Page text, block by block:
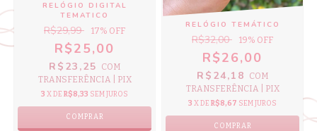
RELÓGIO DIGITAL
TEMATICO
R$29,99 17% OFF
R$25,00
R$23,25
COM
TRANSFERÊNCIA | PIX
3 X DE R$8,33 SEM JUROS
COMPRAR
RELÓGIO TEMÁTICO
R$32,00 19% OFF
R$26,00
R$24,18
COM
TRANSFERÊNCIA | PIX
3 X DE R$8,67 SEM JUROS
COMPRAR